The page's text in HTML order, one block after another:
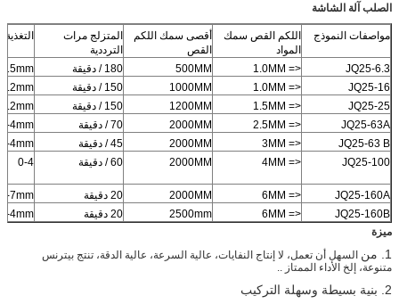
الصلب آلة الشاشة
مواصفات النموذج
اللكم القص سمك
المواد
أقصى سمك اللكم
القص
المتزلج مرات
الترددية
JQ25-6.3
<= 1.0MM
500MM 180 / دقيقة
JQ25-16
<= 1.0MM
1000MM 150 / دقيقة
JQ25-25
<= 1.5MM
1200MM 150 / دقيقة
JQ25-63A
<= 2.5MM
2000MM 70 / دقيقة
0-4mm
JQ25-63 B
<= 3MM
2000MM 45 / دقيقة
0-4mm
JQ25-100
<= 4MM
2000MM 60 / دقيقة 0-4
JQ25-160A
<= 6MM
2000MM 20 دقيقة
0-7mm
JQ25-160B
<= 6MM
2500mm 20 دقيقة
0-4mm
ميزة
1. من
السهل أن تعمل، لا إنتاج النفايات، عالية السرعة، عالية الدقة، تنتج بيترنس
متنوعة، إلخ الأداء الممتاز ..
2. بنية بسيطة وسهلة التركيب